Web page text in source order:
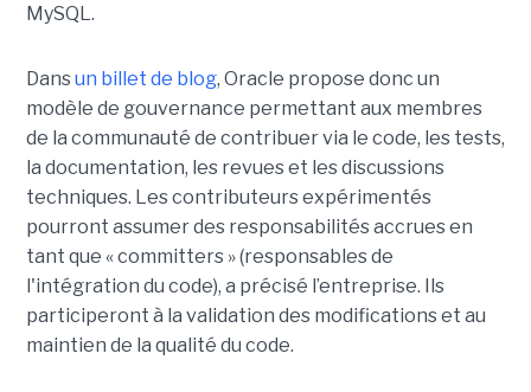
MySQL.
Dansun billet de blog, Oracle propose donc un
modèle de gouvernance permettant aux membres
de la communauté de contribuer via le code, les tests,
la documentation, les revues et les discussions
techniques. Les contributeurs expérimentés
pourront assumer des responsabilités accrues en
tant que « committers » (responsables de
l'intégration du code), a précisé l’entreprise. Ils
participeront à la validation des modifications et au
maintien de la qualité du code.